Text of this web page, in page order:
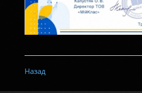
Назад